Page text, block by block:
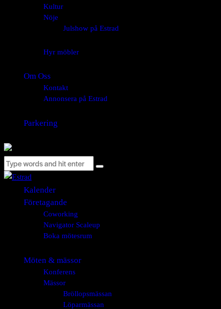
Kultur
Nöje
Julshow på Estrad
Hyr möbler
Om Oss
Kontakt
Annonsera på Estrad
Parkering
Kalender
Företagande
Coworking
Navigator Scaleup
Boka mötesrum
Möten & mässor
Konferens
Mässor
Bröllopsmässan
Löparmässan